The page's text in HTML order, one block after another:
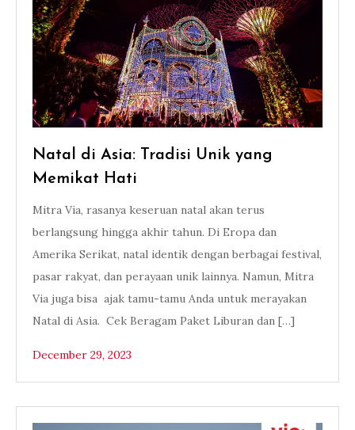
Natal di Asia: Tradisi Unik yang
Memikat Hati
Mitra Via, rasanya keseruan natal akan terus
berlangsung hingga akhir tahun. Di Eropa dan
Amerika Serikat, natal identik dengan berbagai festival,
pasar rakyat, dan perayaan unik lainnya. Namun, Mitra
Via juga bisa ajak tamu-tamu Anda untuk merayakan
Natal di Asia. Cek Beragam Paket Liburan dan […]
December 29, 2023